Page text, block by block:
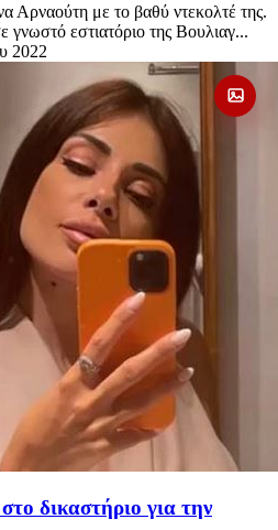
Αρναούτη με το βαθύ ντεκολτέ της.
εστιατόριο της Βουλιαγ...
2022
δικαστήριο για την